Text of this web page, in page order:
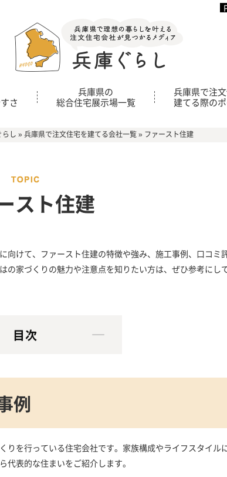
さ
兵庫県の
総合住宅展示場一覧
兵庫県で注
建てる際の
らし » 兵庫県で注文住宅を建てる会社一覧» ファースト住建
スト住建
けて、ファースト住建の特徴や強み、施工事例、口コミ評
の家づくりの魅力や注意点を知りたい方は、ぜひ参考にし
目次
例
りを行っている住宅会社です。家族構成やライフスタイル
表的な住まいをご紹介します。